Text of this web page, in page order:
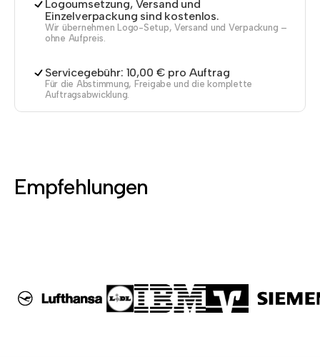
Logoumsetzung, Versand und
Einzelverpackung sind kostenlos.
Wir übernehmen Logo-Setup, Versand und Verpackung –
ohne Aufpreis.
Servicegebühr: 10,00 € pro Auftrag
Für die Abstimmung, Freigabe und die komplette
Auftragsabwicklung.
Empfehlungen